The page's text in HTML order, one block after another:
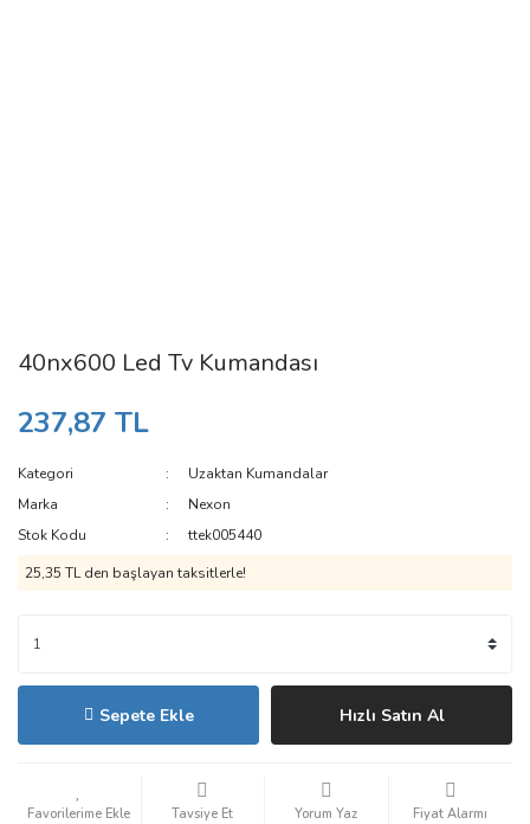
40nx600 Led Tv Kumandası
237,87 TL
Kategori
Uzaktan Kumandalar
Marka
Nexon
Stok Kodu
ttek005440
25,35 TL den başlayan taksitlerle!
Sepete Ekle Hızlı Satın Al
Tavsiye Et Yorum Yaz Fiyat Alarmı